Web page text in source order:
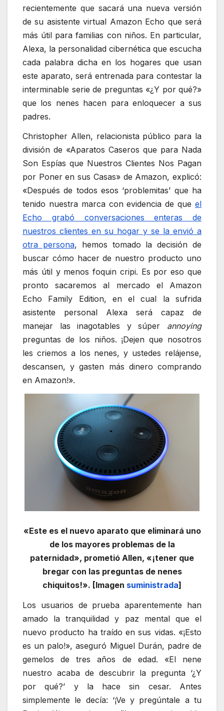
recientemente que sacará una nueva versión
de su asistente virtual Amazon Echo que será
más útil para familias con niños. En particular,
Alexa, la personalidad cibernética que escucha
cada palabra dicha en los hogares que usan
este aparato, será entrenada para contestar la
interminable serie de preguntas «¿Y por qué?»
que los nenes hacen para enloquecer a sus
padres.
Christopher Allen, relacionista público para la
división de «Aparatos Caseros que para Nada
Son Espías que Nuestros Clientes Nos Pagan
por Poner en sus Casas» de Amazon, explicó:
«Después de todos esos ‘problemitas’ que ha
tenido nuestra marca con evidencia de que el
Echo grabó conversaciones enteras de
nuestros clientes en su hogar y se la envió a
otra persona, hemos tomado la decisión de
buscar cómo hacer de nuestro producto uno
más útil y menos foquin cripi. Es por eso que
pronto sacaremos al mercado el Amazon
Echo Family Edition, en el cual la sufrida
asistente personal Alexa será capaz de
manejar las inagotables y súper annoying
preguntas de los niños. ¡Dejen que nosotros
les criemos a los nenes, y ustedes relájense,
descansen, y gasten más dinero comprando
en Amazon!».
«Este es el nuevo aparato que eliminará uno
de los mayores problemas de la
paternidad», prometió Allen, «¡tener que
bregar con las preguntas de nenes
chiquitos!». [Imagen suministrada]
Los usuarios de prueba aparentemente han
amado la tranquilidad y paz mental que el
nuevo producto ha traído en sus vidas. «¡Esto
es un palo!», aseguró Miguel Durán, padre de
gemelos de tres años de edad. «El nene
nuestro acaba de descubrir la pregunta ‘¿Y
por qué?’ y la hace sin cesar. Antes
simplemente le decía: ‘¡Ve y pregúntale a tu